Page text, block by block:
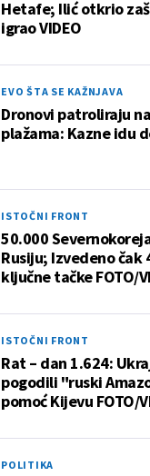
Hetafe; Ilić otkrio
igrao VIDEO
EVO ŠTA SE KAŽNJAVA
Dronovi patroliraju
plažama: Kazne idu
ISTOČNI FRONT
50.000
Rusiju; Izvedeno čak
ključne tačke FOTO/
ISTOČNI FRONT
Rat – dan 1.624:
pogodili "ruski
pomoć Kijevu FOTO/
POLITIKA